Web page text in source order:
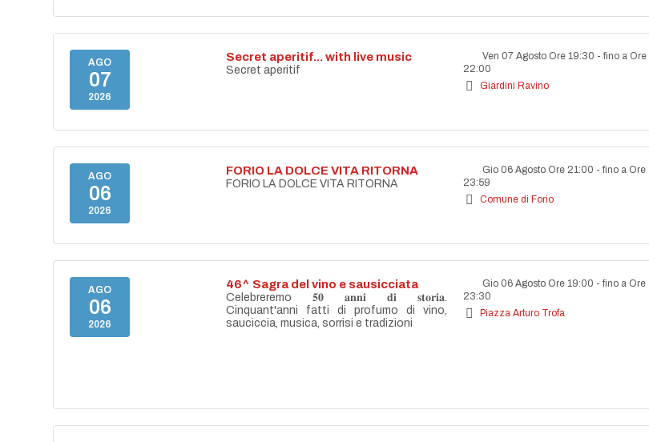
AGO
07
2026
Secret aperitif... with live music
Secret aperitif
Ven 07 Agosto Ore 19:30 - fino a Ore
22:00
Giardini Ravino
AGO
06
2026
FORIO LA DOLCE VITA RITORNA
FORIO LA DOLCE VITA RITORNA
Gio 06 Agosto Ore 21:00 - fino a Ore
23:59
Comune di Forio
AGO
06
2026
46^ Sagra del vino e sausicciata
Celebreremo 𝟓𝟎 𝐚𝐧𝐧𝐢 𝐝𝐢 𝐬𝐭𝐨𝐫𝐢𝐚.
Cinquant'anni fatti di profumo di vino,
sauciccia, musica, sorrisi e tradizioni
Gio 06 Agosto Ore 19:00 - fino a Ore
23:30
Piazza Arturo Trofa